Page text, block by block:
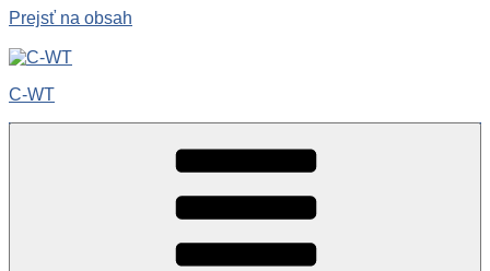
Prejsť na obsah
C-WT